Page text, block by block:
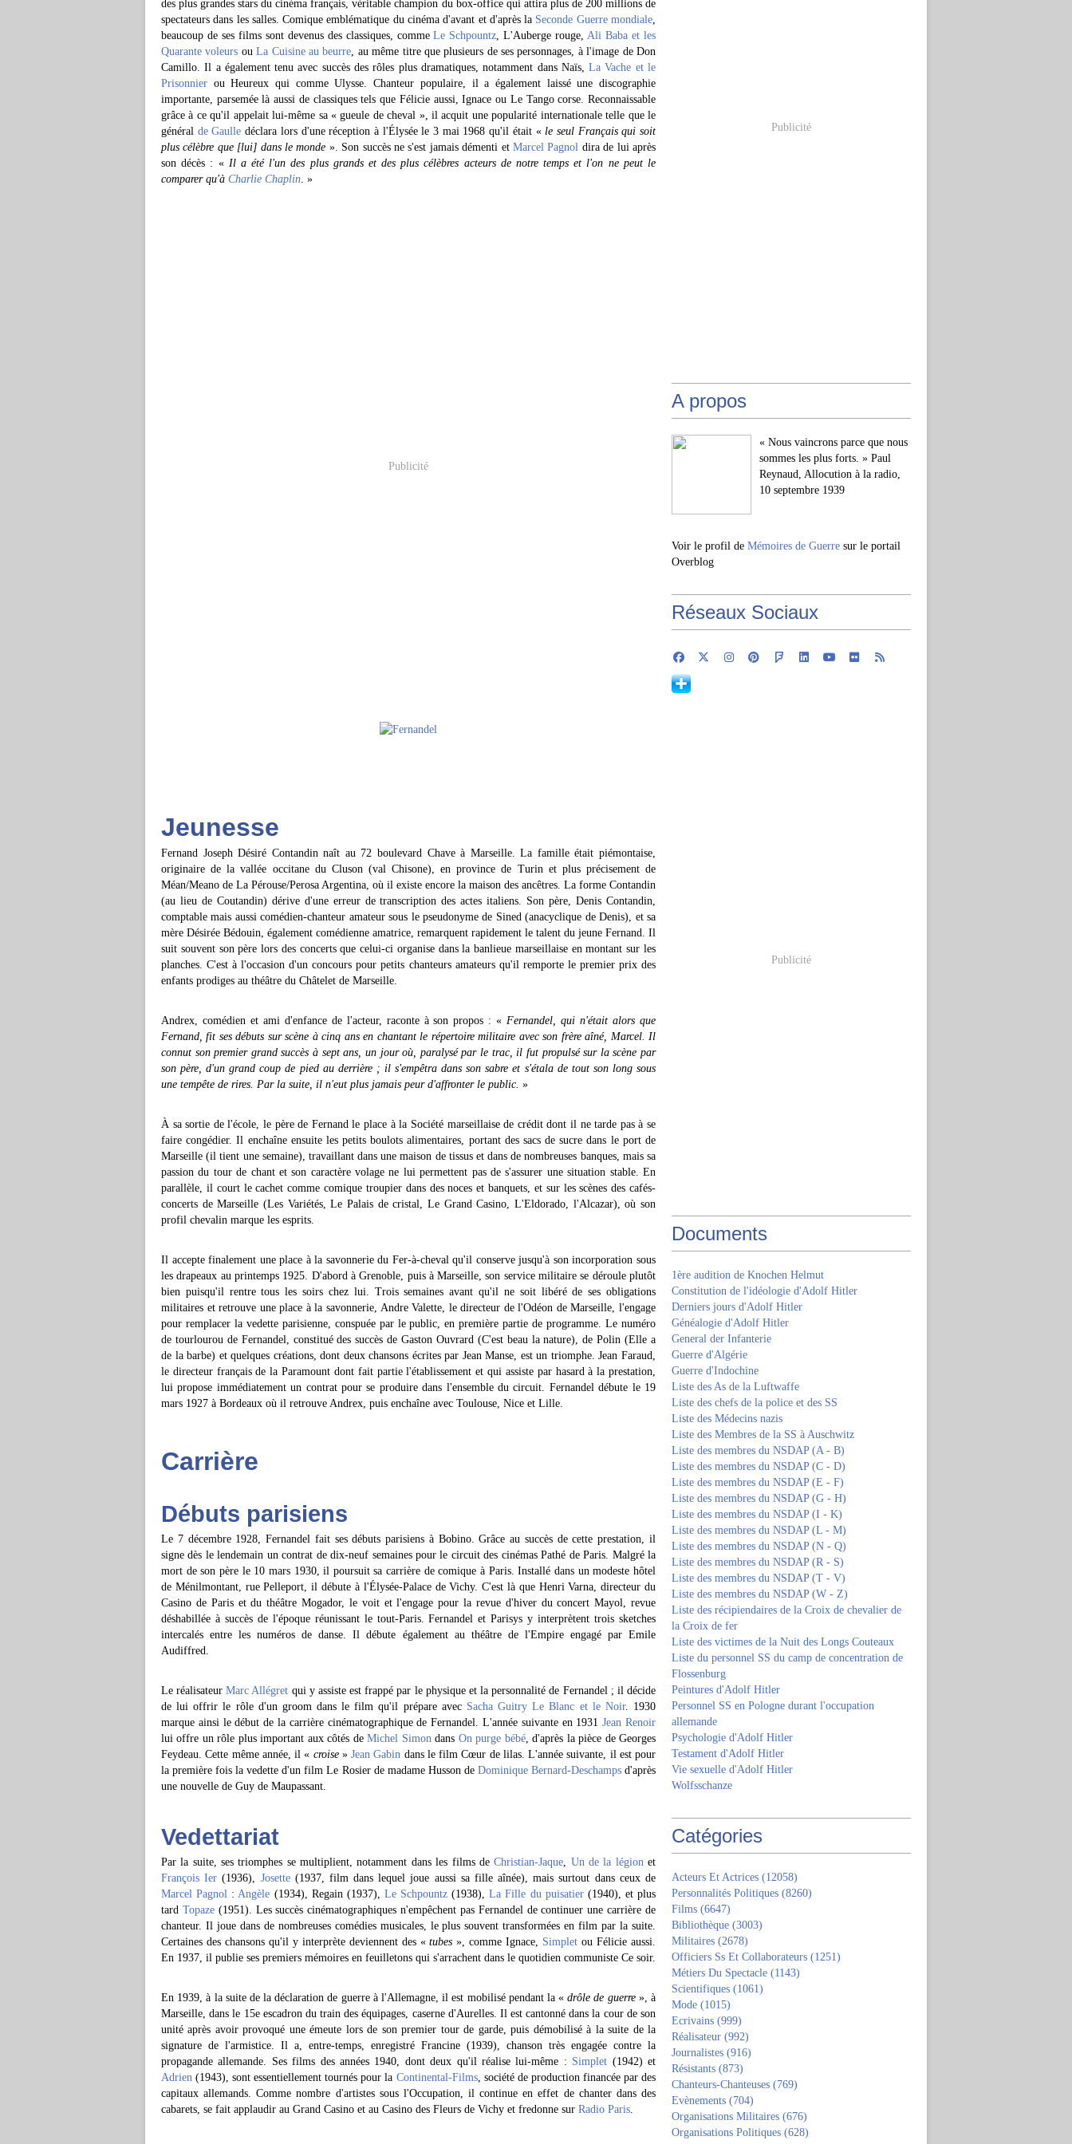
des plus grandes stars du cinéma français, véritable champion du box-office qui attira plus de 200 millions de
spectateurs dans les salles. Comique emblématique du cinéma d'avant et d'après la Seconde Guerre mondiale,
beaucoup de ses films sont devenus des classiques, commeLe Schpountz, L'Auberge rouge,Ali Baba et les
Quarante voleurs ouLa Cuisine au beurre, au même titre que plusieurs de ses personnages, à l'image de Don
Camillo. Il a également tenu avec succès des rôles plus dramatiques, notamment dans Naïs,La Vache et le
Prisonnier ou Heureux qui comme Ulysse. Chanteur populaire, il a également laissé une discographie
importante, parsemée là aussi de classiques tels que Félicie aussi, Ignace ou Le Tango corse. Reconnaissable
grâce à ce qu'il appelait lui-même sa « gueule de cheval », il acquit une popularité internationale telle que le
général de Gaulle déclara lors d'une réception à l'Élysée le 3 mai 1968 qu'il était «le seul Français qui soit
plus célèbre que [lui] dans le monde ». Son succès ne s'est jamais démenti etMarcel Pagnol dira de lui après
son décès : « Il a été l'un des plus grands et des plus célèbres acteurs de notre temps et l'on ne peut le
comparer qu'à Charlie Chaplin. »
Publicité
Jeunesse
Fernand Joseph Désiré Contandin naît au 72 boulevard Chave à Marseille. La famille était piémontaise,
originaire de la vallée occitane du Cluson (val Chisone), en province de Turin et plus précisement de
Méan/Meano de La Pérouse/Perosa Argentina, où il existe encore la maison des ancêtres. La forme Contandin
(au lieu de Coutandin) dérive d'une erreur de transcription des actes italiens. Son père, Denis Contandin,
comptable mais aussi comédien-chanteur amateur sous le pseudonyme de Sined (anacyclique de Denis), et sa
mère Désirée Bédouin, également comédienne amatrice, remarquent rapidement le talent du jeune Fernand. Il
suit souvent son père lors des concerts que celui-ci organise dans la banlieue marseillaise en montant sur les
planches. C'est à l'occasion d'un concours pour petits chanteurs amateurs qu'il remporte le premier prix des
enfants prodiges au théâtre du Châtelet de Marseille.
Andrex, comédien et ami d'enfance de l'acteur, raconte à son propos : «Fernandel, qui n'était alors que
Fernand, fit ses débuts sur scène à cinq ans en chantant le répertoire militaire avec son frère aîné, Marcel. Il
connut son premier grand succès à sept ans, un jour où, paralysé par le trac, il fut propulsé sur la scène par
son père, d'un grand coup de pied au derrière ; il s'empêtra dans son sabre et s'étala de tout son long sous
une tempête de rires. Par la suite, il n'eut plus jamais peur d'affronter le public. »
À sa sortie de l'école, le père de Fernand le place à la Société marseillaise de crédit dont il ne tarde pas à se
faire congédier. Il enchaîne ensuite les petits boulots alimentaires, portant des sacs de sucre dans le port de
Marseille (il tient une semaine), travaillant dans une maison de tissus et dans de nombreuses banques, mais sa
passion du tour de chant et son caractère volage ne lui permettent pas de s'assurer une situation stable. En
parallèle, il court le cachet comme comique troupier dans des noces et banquets, et sur les scènes des cafés-
concerts de Marseille (Les Variétés, Le Palais de cristal, Le Grand Casino, L'Eldorado, l'Alcazar), où son
profil chevalin marque les esprits.
Il accepte finalement une place à la savonnerie du Fer-à-cheval qu'il conserve jusqu'à son incorporation sous
les drapeaux au printemps 1925. D'abord à Grenoble, puis à Marseille, son service militaire se déroule plutôt
bien puisqu'il rentre tous les soirs chez lui. Trois semaines avant qu'il ne soit libéré de ses obligations
militaires et retrouve une place à la savonnerie, Andre Valette, le directeur de l'Odéon de Marseille, l'engage
pour remplacer la vedette parisienne, conspuée par le public, en première partie de programme. Le numéro
de tourlourou de Fernandel, constitué des succès de Gaston Ouvrard (C'est beau la nature), de Polin (Elle a
de la barbe) et quelques créations, dont deux chansons écrites par Jean Manse, est un triomphe. Jean Faraud,
le directeur français de la Paramount dont fait partie l'établissement et qui assiste par hasard à la prestation,
lui propose immédiatement un contrat pour se produire dans l'ensemble du circuit. Fernandel débute le 19
mars 1927 à Bordeaux où il retrouve Andrex, puis enchaîne avec Toulouse, Nice et Lille.
Carrière
Débuts parisiens
Le 7 décembre 1928, Fernandel fait ses débuts parisiens à Bobino. Grâce au succès de cette prestation, il
signe dès le lendemain un contrat de dix-neuf semaines pour le circuit des cinémas Pathé de Paris. Malgré la
mort de son père le 10 mars 1930, il poursuit sa carrière de comique à Paris. Installé dans un modeste hôtel
de Ménilmontant, rue Pelleport, il débute à l'Élysée-Palace de Vichy. C'est là que Henri Varna, directeur du
Casino de Paris et du théâtre Mogador, le voit et l'engage pour la revue d'hiver du concert Mayol, revue
déshabillée à succès de l'époque réunissant le tout-Paris. Fernandel et Parisys y interprètent trois sketches
intercalés entre les numéros de danse. Il débute également au théâtre de l'Empire engagé par Emile
Audiffred.
Le réalisateurMarc Allégret qui y assiste est frappé par le physique et la personnalité de Fernandel ; il décide
de lui offrir le rôle d'un groom dans le film qu'il prépare avec Sacha Guitry Le Blanc et le Noir. 1930
marque ainsi le début de la carrière cinématographique de Fernandel. L'année suivante en 1931Jean Renoir
lui offre un rôle plus important aux côtés deMichel Simondans On purge bébé, d'après la pièce de Georges
Feydeau. Cette même année, il « croise» Jean Gabin dans le film Cœur de lilas. L'année suivante, il est pour
la première fois la vedette d'un film Le Rosier de madame Husson de Dominique Bernard-Deschampsd'après
une nouvelle de Guy de Maupassant.
Vedettariat
Par la suite, ses triomphes se multiplient, notamment dans les films deChristian-Jaque, Un de la légionet
François Ier (1936), Josette(1937, film dans lequel joue aussi sa fille aînée), mais surtout dans ceux de
Marcel Pagnol :Angèle (1934), Regain (1937), Le Schpountz (1938),La Fille du puisatier(1940), et plus
tard Topaze(1951). Les succès cinématographiques n'empêchent pas Fernandel de continuer une carrière de
chanteur. Il joue dans de nombreuses comédies musicales, le plus souvent transformées en film par la suite.
Certaines des chansons qu'il y interprète deviennent des «tubes », comme Ignace, Simplet ou Félicie aussi.
En 1937, il publie ses premiers mémoires en feuilletons qui s'arrachent dans le quotidien communiste Ce soir.
En 1939, à la suite de la déclaration de guerre à l'Allemagne, il est mobilisé pendant la «drôle de guerre», à
Marseille, dans le 15e escadron du train des équipages, caserne d'Aurelles. Il est cantonné dans la cour de son
unité après avoir provoqué une émeute lors de son premier tour de garde, puis démobilisé à la suite de la
signature de l'armistice. Il a, entre-temps, enregistré Francine (1939), chanson très engagée contre la
propagande allemande. Ses films des années 1940, dont deux qu'il réalise lui-même : Simplet (1942) et
Adrien (1943), sont essentiellement tournés pour la Continental-Films, société de production financée par des
capitaux allemands. Comme nombre d'artistes sous l'Occupation, il continue en effet de chanter dans des
cabarets, se fait applaudir au Grand Casino et au Casino des Fleurs de Vichy et fredonne sur Radio Paris.
Publicité
A propos
« Nous vaincrons parce que nous
sommes les plus forts. » Paul
Reynaud, Allocution à la radio,
10 septembre 1939
Voir le profil de Mémoires de Guerre sur le portail
Overblog
Réseaux Sociaux
Publicité
Documents
1ère audition de Knochen Helmut
Constitution de l'idéologie d'Adolf Hitler
Derniers jours d'Adolf Hitler
Généalogie d'Adolf Hitler
General der Infanterie
Guerre d'Algérie
Guerre d'Indochine
Liste des As de la Luftwaffe
Liste des chefs de la police et des SS
Liste des Médecins nazis
Liste des Membres de la SS à Auschwitz
Liste des membres du NSDAP (A - B)
Liste des membres du NSDAP (C - D)
Liste des membres du NSDAP (E - F)
Liste des membres du NSDAP (G - H)
Liste des membres du NSDAP (I - K)
Liste des membres du NSDAP (L - M)
Liste des membres du NSDAP (N - Q)
Liste des membres du NSDAP (R - S)
Liste des membres du NSDAP (T - V)
Liste des membres du NSDAP (W - Z)
Liste des récipiendaires de la Croix de chevalier de
la Croix de fer
Liste des victimes de la Nuit des Longs Couteaux
Liste du personnel SS du camp de concentration de
Flossenburg
Peintures d'Adolf Hitler
Personnel SS en Pologne durant l'occupation
allemande
Psychologie d'Adolf Hitler
Testament d'Adolf Hitler
Vie sexuelle d'Adolf Hitler
Wolfsschanze
Catégories
Acteurs Et Actrices (12058)
Personnalités Politiques (8260)
Films (6647)
Bibliothèque (3003)
Militaires (2678)
Officiers Ss Et Collaborateurs (1251)
Métiers Du Spectacle (1143)
Scientifiques (1061)
Mode (1015)
Ecrivains (999)
Réalisateur (992)
Journalistes (916)
Résistants (873)
Chanteurs-Chanteuses (769)
Evènements (704)
Organisations Militaires (676)
Organisations Politiques (628)